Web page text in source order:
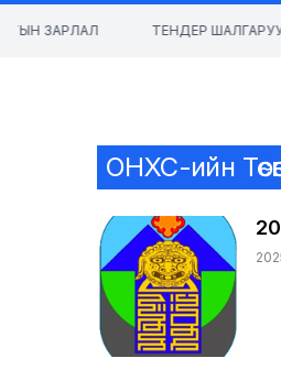
ЗАРЛАЛ ТЕНДЕР
ОНХС-ийн